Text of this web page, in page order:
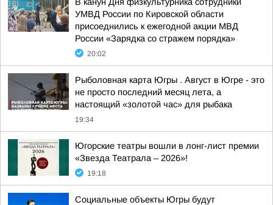
УМВД России по Кировской области
присоеднились к ежегодной акции МВД
России «Зарядка со стражем порядка»
20:02
Рыболовная карта Югры . Август в Югре - это
не просто последний месяц лета, а
настоящий «золотой час» для рыбака
19:34
Югорские театры вошли в лонг-лист премии
«Звезда Театрала – 2026»!
19:18
Социальные объекты Югры будут